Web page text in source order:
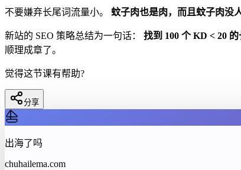
不要嫌弃长尾词流量小。 蚊子肉也是肉，而且蚊子肉没
新站的 SEO 策略总结为一句话： 找到 100 个 KD < 20
顺理成章了。
觉得这节课有帮助?
分享
出海了吗
chuhailema.com